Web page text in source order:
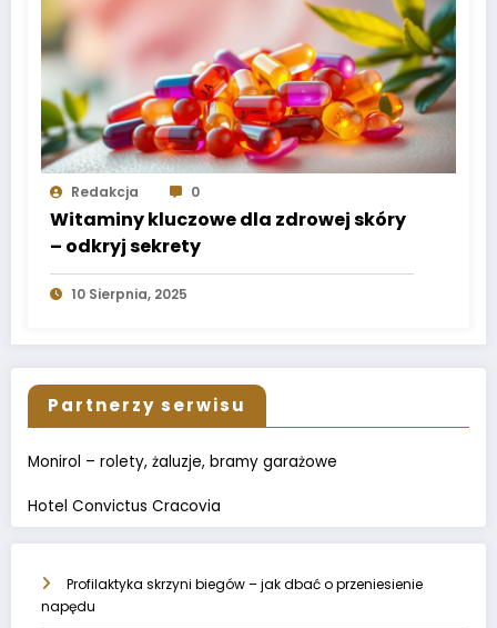
Redakcja 0
Witaminy kluczowe dla zdrowej skóry
– odkryj sekrety
10 Sierpnia, 2025
Partnerzy serwisu
Monirol – rolety, żaluzje, bramy garażowe
Hotel Convictus Cracovia
Profilaktyka skrzyni biegów – jak dbać o przeniesienie
napędu